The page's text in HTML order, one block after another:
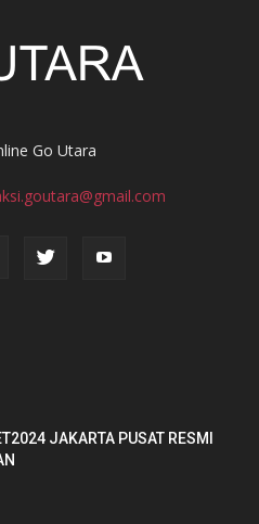
Go Utara
JAKARTA PUSAT RESMI